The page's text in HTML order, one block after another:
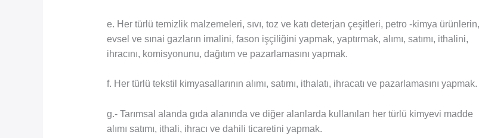
e. Her türlü temizlik malzemeleri, sıvı, toz ve katı deterjan çeşitleri, petro -kimya ürünlerin,
evsel ve sınai gazların imalini, fason işçiliğini yapmak, yaptırmak, alımı, satımı, ithalini,
ihracını, komisyonunu, dağıtım ve pazarlamasını yapmak.
f. Her türlü tekstil kimyasallarının alımı, satımı, ithalatı, ihracatı ve pazarlamasını yapmak.
g.- Tarımsal alanda gıda alanında ve diğer alanlarda kullanılan her türlü kimyevi madde
alımı satımı, ithali, ihracı ve dahili ticaretini yapmak.